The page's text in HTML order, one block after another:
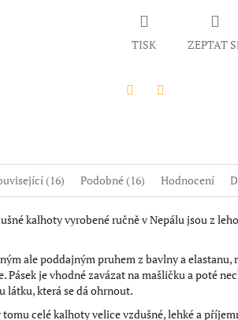
TISK ZEPTAT
(16) Podobné (16) Hodnocení
kalhoty vyrobené ručně v Nepálu jsou z
ale poddajným pruhem z bavlny a elastanu,
Pásek je vhodné zavázat na mašličku a poté
látku, která se dá ohrnout.
celé kalhoty velice vzdušné, lehké a